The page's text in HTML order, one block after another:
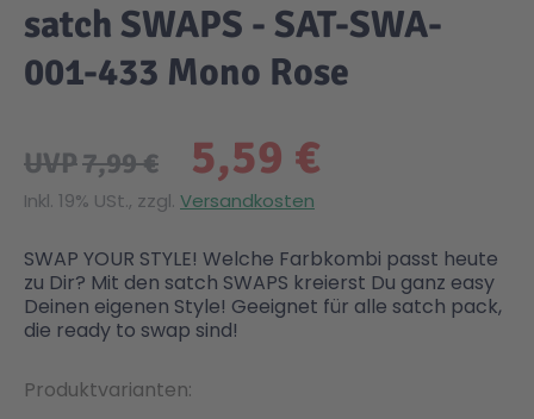
satch SWAPS - SAT-SWA-
001-433 Mono Rose
5,59 €
UVP7,99 €
Inkl. 19% USt., zzgl. Versandkosten
SWAP YOUR STYLE! Welche Farbkombi passt heute
zu Dir? Mit den satch SWAPS kreierst Du ganz easy
Deinen eigenen Style! Geeignet für alle satch pack,
die ready to swap sind!
Produktvarianten